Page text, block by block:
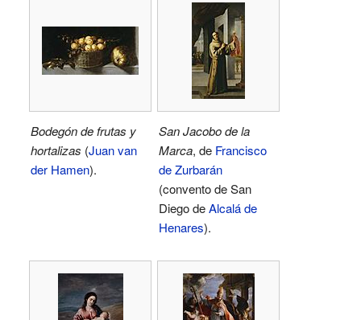
Bodegón de frutas y
hortalizas (Juan van
der Hamen).
San Jacobo de la
Marca, de Francisco
de Zurbarán
(convento de San
Diego deAlcalá de
Henares).